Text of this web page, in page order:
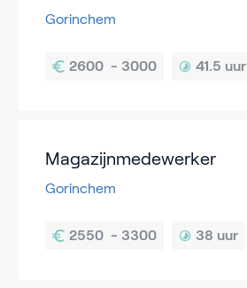
Gorinchem
41.5 uur
Magazijnmedewerker
Gorinchem
38 uur